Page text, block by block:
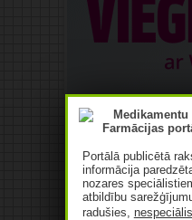
Portālā publicētā
informācija
nozares
atbildību
radušies,